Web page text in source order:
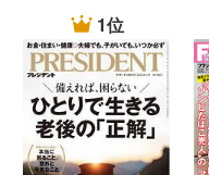
週刊東洋経済
880円 (税込)
あらすじを表
1位